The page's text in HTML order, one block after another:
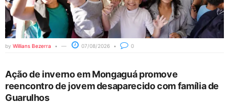
by Willians Bezerra 07/08/2026 0
Ação de inverno em Mongaguá promove
reencontro de jovem desaparecido com família de
Guarulhos